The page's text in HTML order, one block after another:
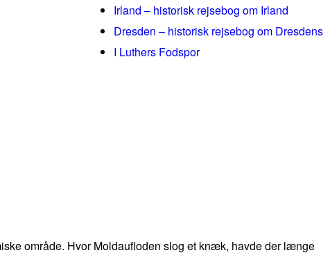
Irland – historisk rejsebog om Irland
Dresden – historisk rejsebog om Dresdens
I Luthers Fodspor
område. Hvor Moldaufloden slog et knæk, havde der længe